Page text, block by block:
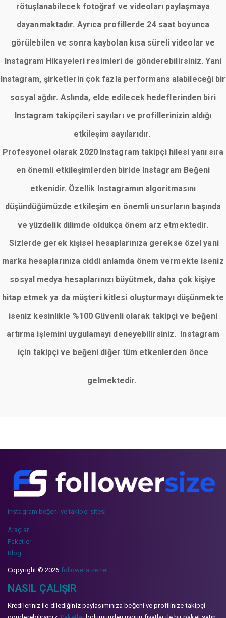
rötuşlanabilecek fotoğraf ve videoları paylaşmaya
dayanmaktadır. Ayrıca profillerde 24 saat boyunca
görülebilen ve sonra kaybolan kısa süreli videolar ve
Instagram Hikayeleri resimleri de gönderebilirsiniz. Yani
Instagram, şirketlerin çok fazla performans alabileceği bir
sosyal ağdır. Aslında, elde edilecek hedeflerinden biri
Instagram takipçileri sayıları ve profillerinizin aldığı
etkileşim sayılarıdır.
Profesyonel olarak 2020 Instagram takipçi hilesi yanı sıra
en önemli etkileşimlerden biride Instagram Beğeni
etkenidir. Özellik Instagramın algoritmasını
düşündüğümüzde etkileşim en önemli unsurların başında
ve yüzdelik dilimde oldukça önem arz etmektedir.
Sizlerde gerek kişisel hesaplarınıza gerekse özel yani
marka hesaplarınıza ciddi anlamda önem vermekte iseniz
sosyal medya hesaplarınızı büyütmek, daha çok kişiye
hitap etmek ya da müşteri kitlesi oluşturmayı düşünmekte
iseniz kesinlikle %100 Güvenli olarak takipçi ve beğeni
artırma işlemini uygulamayı deneyebilirsiniz. Instagram
için takipçi ve beğeni diğer tüm etkenlerden önce
gelmektedir.
instagram beğeni ve takipçi sitesi
Araçlar
Paketler
Blog
Copyright © 2026 followersize.net
NASIL ÇALIŞIR
Kredileriniz ile dilediğiniz paylaşımınıza beğeni ve profilinize takipçi